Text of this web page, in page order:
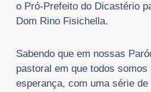
o Pró-Prefeito do Dicastério
Dom Rino Fisichella.
Sabendo que em nossas
pastoral em que todos somos
esperança, com uma série